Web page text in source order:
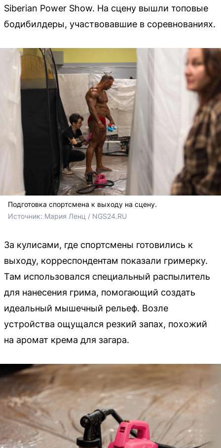
Siberian Power Show. На сцену вышли топовые
бодибилдеры, участвовавшие в соревнованиях.
Подготовка спортсмена к выходу на сцену.
Источник: Мария Ленц / NGS24.RU
За кулисами, где спортсмены готовились к
выходу, корреспондентам показали гримерку.
Там использовался специальный распылитель
для нанесения грима, помогающий создать
идеальный мышечный рельеф. Возле
устройства ощущался резкий запах, похожий
на аромат крема для загара.